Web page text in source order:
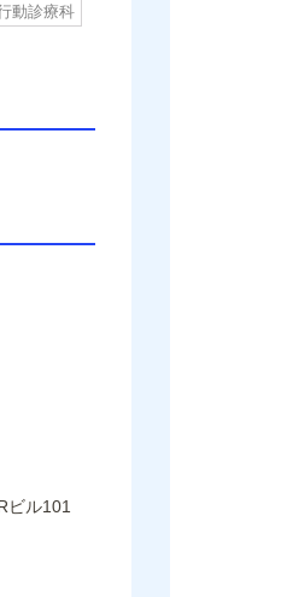
動診療科
ル101